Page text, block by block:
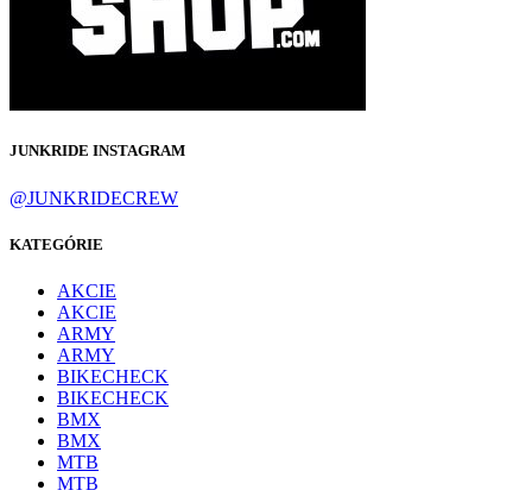
JUNKRIDE INSTAGRAM
@JUNKRIDECREW
KATEGÓRIE
AKCIE
AKCIE
ARMY
ARMY
BIKECHECK
BIKECHECK
BMX
BMX
MTB
MTB